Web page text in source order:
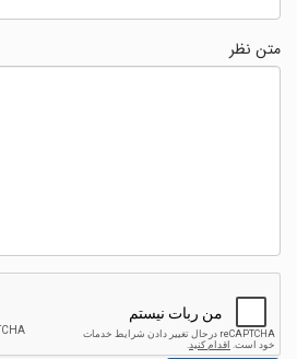
متن نظر